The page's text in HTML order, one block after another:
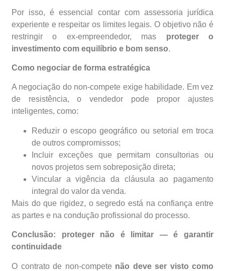
Por isso, é essencial contar com assessoria jurídica
experiente e respeitar os limites legais. O objetivo não é
restringir o ex-empreendedor, mas proteger o
investimento com equilíbrio e bom senso.
Como negociar de forma estratégica
A negociação do non-compete exige habilidade. Em vez
de resistência, o vendedor pode propor ajustes
inteligentes, como:
Reduzir o escopo geográfico ou setorial em troca
de outros compromissos;
Incluir exceções que permitam consultorias ou
novos projetos sem sobreposição direta;
Vincular a vigência da cláusula ao pagamento
integral do valor da venda.
Mais do que rigidez, o segredo está na confiança entre
as partes e na condução profissional do processo.
Conclusão: proteger não é limitar — é garantir
continuidade
O contrato de non-compete não deve ser visto como